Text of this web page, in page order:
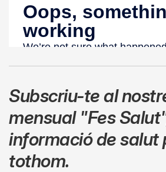
Subscriu-te al
mensual "Fes Salut"
informació de salut
tothom.